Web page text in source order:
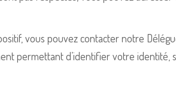
vous pouvez contacter notre
permettant d’identifier votre identité,